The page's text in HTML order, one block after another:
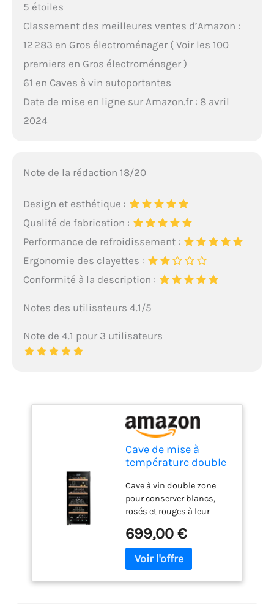
5 étoiles
Classement des meilleures ventes d’Amazon :
12 283 en Gros électroménager ( Voir les 100
premiers en Gros électroménager )
61 en Caves à vin autoportantes
Date de mise en ligne sur Amazon.fr : 8 avril
2024
Note de la rédaction 18/20
Design et esthétique :
Qualité de fabrication :
Performance de refroidissement :
Ergonomie des clayettes :
Conformité à la description :
Notes des utilisateurs 4.1/5
Note de 4.1 pour 3 utilisateurs
Cave de mise à
température double
102 Bouteilles
Cave à vin double zone
pour conserver blancs,
rosés et rouges à leur
supérieure de 5°C à 12°C
pour vins blancs et rosés ;
zone inférieure de 12°C à
699,00 €